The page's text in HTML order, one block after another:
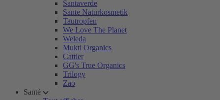
Santaverde
Sante Naturkosmetik
Tautropfen
We Love The Planet
Weleda
Mukti Organics
Cattier
GG's True Organics
Trilogy
Zao
Santé